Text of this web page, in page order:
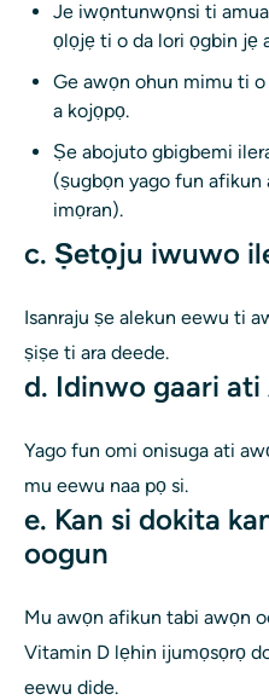
Je iwọntunwọnsi ti
ọlọjẹ ti o da lori ọgbin jẹ
Ge awọn ohun mimu ti
a kojọpọ.
Ṣe abojuto gbigbemi
(ṣugbọn yago fun
imọran).
c. Ṣetọju iwuwo
Isanraju ṣe alekun eewu ti
ṣiṣe ti ara deede.
d. Idinwo gaari
Yago fun omi onisuga ati
mu eewu naa pọ si.
e. Kan si dokita
oogun
Mu awọn afikun tabi awọn
Vitamin D lẹhin ijumọsọrọ
eewu dide.